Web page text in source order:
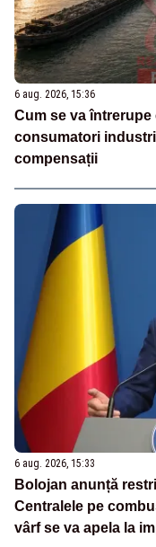
6 aug. 2026, 15:36
Cum se va
consumatori
compensații
6 aug. 2026, 15:33
Bolojan anunță
Centralele pe
vârf se va apela la